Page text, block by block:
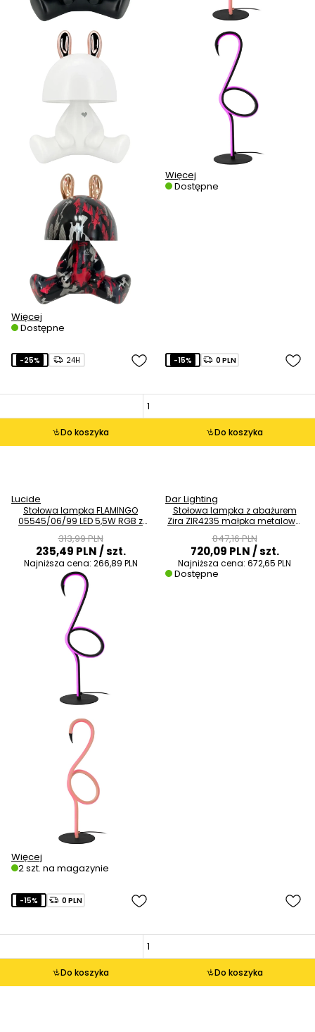
Więcej
Dostępne
Więcej
Dostępne
Do koszyka
-25% 24H
Lucide
Stołowa lampka FLAMINGO
05545/06/99 LED 5,5W RGB z
313,99 PLN
235,49 PLN/ szt.
Najniższa cena: 266,89 PLN
Więcej
2 szt. na magazynie
Do koszyka
-15% 0 PLN
Dar Lighting
Stołowa lampka z abażurem
Zira ZIR4235 małpka metalowa
847,16 PLN
720,09 PLN/ szt.
Najniższa cena: 672,65 PLN
Dostępne
Do koszyka
-15% 0 PLN
Do koszyka